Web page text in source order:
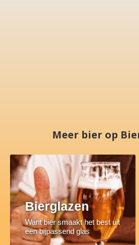
Meer bier op
Bierglazen
Want bier smaakt het best uit
een bijpassend glas